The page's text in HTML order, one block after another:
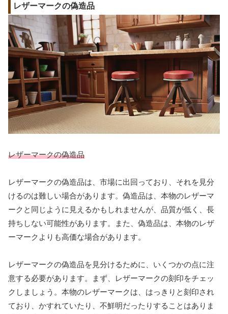
レザーマークの偽造品
レザーマークの偽造品
レザーマークの偽造品は、市場に出回っており、それを見分
けるのは難しい場合があります。偽造品は、本物のレザーマ
ークと同じように見えるかもしれませんが、品質が低く、長
持ちしない可能性があります。また、偽造品は、本物のレザ
ーマークよりも高価な場合があります。
レザーマークの偽造品を見分けるために、いくつかの点に注
意する必要があります。まず、レザーマークの刻印をチェッ
クしましょう。本物のレザーマークは、はっきりと刻印され
ており、かすれていたり、不鮮明だったりすることはありま